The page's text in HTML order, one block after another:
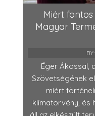
Miért
Magyar
BY:
Éger Ákossal,
Szövetségének
miért
klímatörvény, és